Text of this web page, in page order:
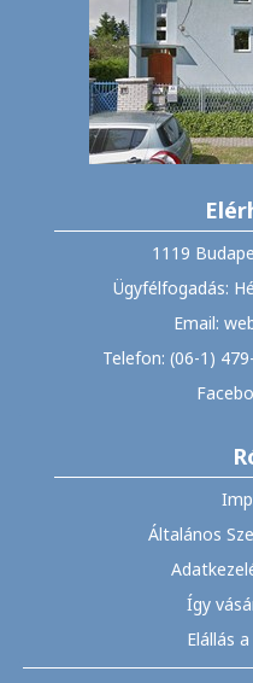
1119
Ügyfélfogadás:
Email:
Telefon: (06-1)
Általános
Így
Elállás